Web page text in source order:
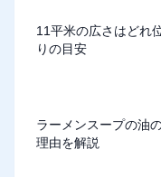
11平米の広さはどれ
りの目安
ラーメンスープの油
理由を解説